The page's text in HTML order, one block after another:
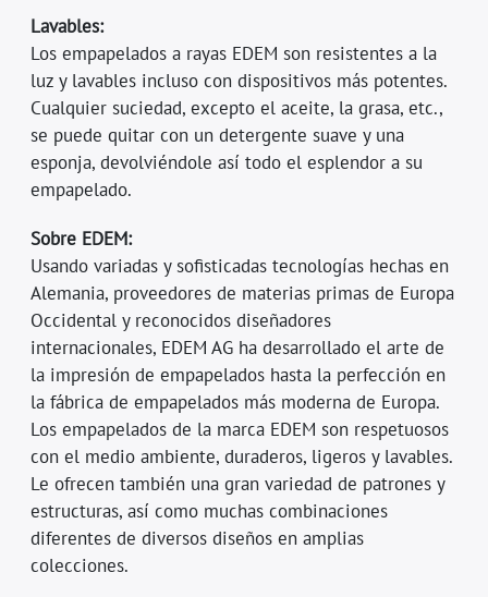
Lavables:
Los empapelados a rayas EDEM son resistentes a la
luz y lavables incluso con dispositivos más potentes.
Cualquier suciedad, excepto el aceite, la grasa, etc.,
se puede quitar con un detergente suave y una
esponja, devolviéndole así todo el esplendor a su
empapelado.
Sobre EDEM:
Usando variadas y sofisticadas tecnologías hechas en
Alemania, proveedores de materias primas de Europa
Occidental y reconocidos diseñadores
internacionales, EDEM AG ha desarrollado el arte de
la impresión de empapelados hasta la perfección en
la fábrica de empapelados más moderna de Europa.
Los empapelados de la marca EDEM son respetuosos
con el medio ambiente, duraderos, ligeros y lavables.
Le ofrecen también una gran variedad de patrones y
estructuras, así como muchas combinaciones
diferentes de diversos diseños en amplias
colecciones.